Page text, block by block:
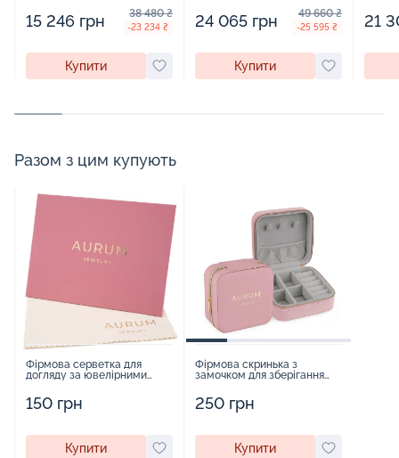
15 246 грн 38 480 ₴
-23 234 ₴
Купити
24 065 грн 49 660 ₴
-25 595 ₴
Купити
21
Разом з цим купують
Фірмова серветка для
догляду за ювелірними
150 грн
Купити
Фірмова скринька з
замочком для зберігання
250 грн
Купити